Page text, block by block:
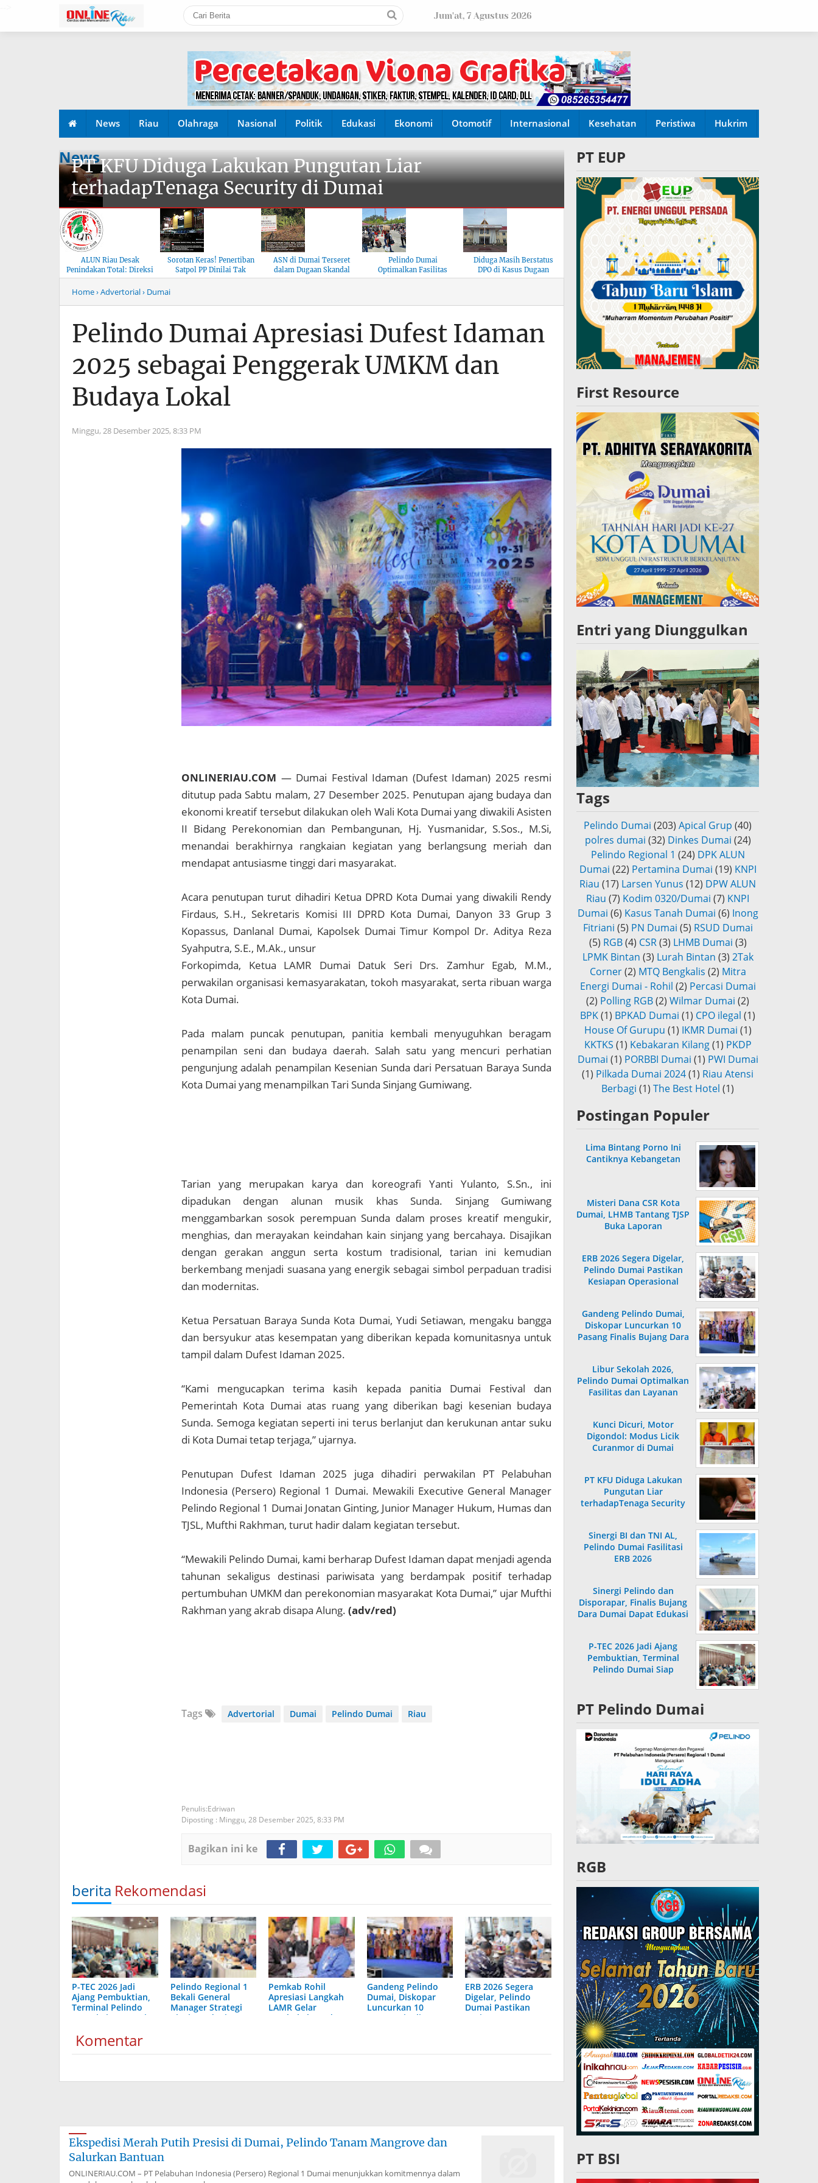
Jum'at, 7 Agustus 2026
News Riau Olahraga Nasional Politik Edukasi Ekonomi Otomotif Internasional Kesehatan Peristiwa Hukrim
News
PT KFU Diduga Lakukan Pungutan Liar
terhadapTenaga Security di Dumai
ALUN Riau Desak
Penindakan Total: Direksi
Musim Mas Harus
Bertanggung Jawab
Sorotan Keras! Penertiban
Satpol PP Dinilai Tak
Menyentuh “Kelas Atas”
ASN di Dumai Terseret
dalam Dugaan Skandal
KSO, Integritas Aparatur
Pelindo Dumai
Optimalkan Fasilitas
untuk Kenyamanan Arus
Diduga Masih Berstatus
DPO di Kasus Dugaan
Pemalsuan Paspor, Polres
Home› Advertorial› Dumai
Pelindo Dumai Apresiasi Dufest Idaman
2025 sebagai Penggerak UMKM dan
Budaya Lokal
Minggu, 28 Desember 2025, 8:33 PM
ONLINERIAU.COM — Dumai Festival Idaman (Dufest Idaman) 2025 resmi
ditutup pada Sabtu malam, 27 Desember 2025. Penutupan ajang budaya dan
ekonomi kreatif tersebut dilakukan oleh Wali Kota Dumai yang diwakili Asisten
II Bidang Perekonomian dan Pembangunan, Hj. Yusmanidar, S.Sos., M.Si,
menandai berakhirnya rangkaian kegiatan yang berlangsung meriah dan
mendapat antusiasme tinggi dari masyarakat.
Acara penutupan turut dihadiri Ketua DPRD Kota Dumai yang diwakili Rendy
Firdaus, S.H., Sekretaris Komisi III DPRD Kota Dumai, Danyon 33 Grup 3
Kopassus, Danlanal Dumai, Kapolsek Dumai Timur Kompol Dr. Aditya Reza
Syahputra, S.E., M.Ak., unsur
Forkopimda, Ketua LAMR Dumai Datuk Seri Drs. Zamhur Egab, M.M.,
perwakilan organisasi kemasyarakatan, tokoh masyarakat, serta ribuan warga
Kota Dumai.
Pada malam puncak penutupan, panitia kembali menyuguhkan beragam
penampilan seni dan budaya daerah. Salah satu yang mencuri perhatian
pengunjung adalah penampilan Kesenian Sunda dari Persatuan Baraya Sunda
Kota Dumai yang menampilkan Tari Sunda Sinjang Gumiwang.
Tarian yang merupakan karya dan koreografi Yanti Yulanto, S.Sn., ini
dipadukan dengan alunan musik khas Sunda. Sinjang Gumiwang
menggambarkan sosok perempuan Sunda dalam proses kreatif mengukir,
menghias, dan merayakan keindahan kain sinjang yang bercahaya. Disajikan
dengan gerakan anggun serta kostum tradisional, tarian ini kemudian
berkembang menjadi suasana yang energik sebagai simbol perpaduan tradisi
dan modernitas.
Ketua Persatuan Baraya Sunda Kota Dumai, Yudi Setiawan, mengaku bangga
dan bersyukur atas kesempatan yang diberikan kepada komunitasnya untuk
tampil dalam Dufest Idaman 2025.
“Kami mengucapkan terima kasih kepada panitia Dumai Festival dan
Pemerintah Kota Dumai atas ruang yang diberikan bagi kesenian budaya
Sunda. Semoga kegiatan seperti ini terus berlanjut dan kerukunan antar suku
di Kota Dumai tetap terjaga,” ujarnya.
Penutupan Dufest Idaman 2025 juga dihadiri perwakilan PT Pelabuhan
Indonesia (Persero) Regional 1 Dumai. Mewakili Executive General Manager
Pelindo Regional 1 Dumai Jonatan Ginting, Junior Manager Hukum, Humas dan
TJSL, Mufthi Rakhman, turut hadir dalam kegiatan tersebut.
“Mewakili Pelindo Dumai, kami berharap Dufest Idaman dapat menjadi agenda
tahunan sekaligus destinasi pariwisata yang berdampak positif terhadap
pertumbuhan UMKM dan perekonomian masyarakat Kota Dumai,” ujar Mufthi
Rakhman yang akrab disapa Alung. (adv/red)
Tags Advertorial Dumai Pelindo Dumai Riau
Edriwan
Diposting : Minggu, 28 Desember 2025, 8:33 PM
Bagikan ini ke
berita Rekomendasi
P-TEC 2026 Jadi
Ajang Pembuktian,
Terminal Pelindo
Dumai Siap Bersaing
Pelindo Regional 1
Bekali General
Manager Strategi
Bisnis Hadapi
Pemkab Rohil
Apresiasi Langkah
LAMR Gelar
Pembekalan Adat
Gandeng Pelindo
Dumai, Diskopar
Luncurkan 10
Pasang Finalis
ERB 2026 Segera
Digelar, Pelindo
Dumai Pastikan
Kesiapan
Komentar
Ekspedisi Merah Putih Presisi di Dumai, Pelindo Tanam Mangrove dan
Salurkan Bantuan
ONLINERIAU.COM – PT Pelabuhan Indonesia (Persero) Regional 1 Dumai menunjukkan komitmennya dalam
PT EUP
First Resource
Entri yang Diunggulkan
Tags
Pelindo Dumai (203) Apical Grup (40)
polres dumai (32) Dinkes Dumai (24)
Pelindo Regional 1 (24) DPK ALUN
Dumai (22) Pertamina Dumai (19) KNPI
Riau (17) Larsen Yunus (12) DPW ALUN
Riau (7) Kodim 0320/Dumai (7) KNPI
Dumai (6) Kasus Tanah Dumai (6) Inong
Fitriani (5) PN Dumai (5) RSUD Dumai
(5) RGB (4) CSR (3) LHMB Dumai (3)
LPMK Bintan (3) Lurah Bintan (3) 2Tak
Corner (2) MTQ Bengkalis (2) Mitra
Energi Dumai - Rohil (2) Percasi Dumai
(2) Polling RGB(2) Wilmar Dumai (2)
BPK(1) BPKAD Dumai (1) CPO ilegal (1)
House Of Gurupu (1) IKMR Dumai (1)
KKTKS (1) Kebakaran Kilang (1) PKDP
Dumai (1) PORBBI Dumai (1) PWI Dumai
(1) Pilkada Dumai 2024(1) Riau Atensi
Berbagi (1) The Best Hotel (1)
Postingan Populer
Lima Bintang Porno Ini
Cantiknya Kebangetan
Misteri Dana CSR Kota
Dumai, LHMB Tantang TJSP
Buka Laporan
ERB 2026 Segera Digelar,
Pelindo Dumai Pastikan
Kesiapan Operasional
Gandeng Pelindo Dumai,
Diskopar Luncurkan 10
Pasang Finalis Bujang Dara
Libur Sekolah 2026,
Pelindo Dumai Optimalkan
Fasilitas dan Layanan
Kunci Dicuri, Motor
Digondol: Modus Licik
Curanmor di Dumai
PT KFU Diduga Lakukan
Pungutan Liar
terhadapTenaga Security
Sinergi BI dan TNI AL,
Pelindo Dumai Fasilitasi
ERB 2026
Sinergi Pelindo dan
Disporapar, Finalis Bujang
Dara Dumai Dapat Edukasi
P-TEC 2026 Jadi Ajang
Pembuktian, Terminal
Pelindo Dumai Siap
PT Pelindo Dumai
RGB
PT BSI